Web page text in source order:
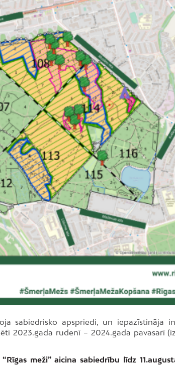
sabiedrisko apspriedi, un iepazīstināja
2023.gada rudenī – 2024.gada pavasarī
meži” aicina sabiedrību līdz